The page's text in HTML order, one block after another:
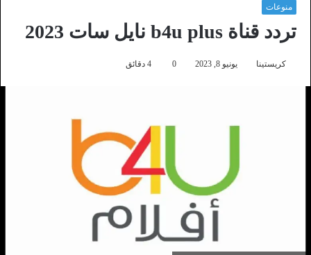
منوعات
تردد قناة b4u plus نايل سات 2023
كريستينا يونيو 8, 2023 0